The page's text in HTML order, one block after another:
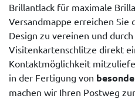
Brillantlack für maximale
Versandmappe erreichen Sie
Design zu vereinen und
Visitenkartenschlitze direkt
Kontaktmöglichkeit
in der Fertigung von
machen wir Ihren Postweg